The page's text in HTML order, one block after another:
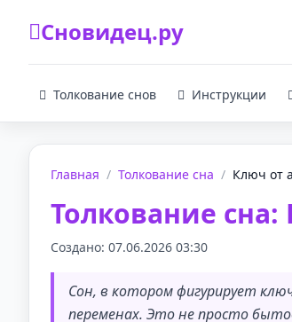
Сновидец.ру
Толкование снов Инструкции
Главная / Толкование сна / Ключ от
Толкование
Создано: 07.06.2026 03:30
Сон, в котором фигурирует
переменах. Это не просто